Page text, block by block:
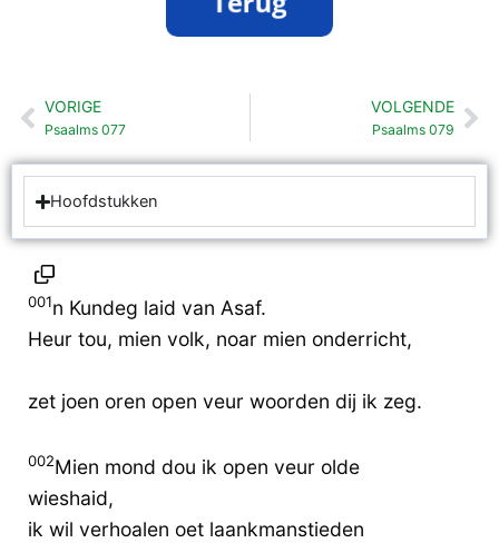
Vorige
VORIGE
Psaalms 077
VOLGENDE
Psaalms 079
Hoofdstukken
001n Kundeg laid van Asaf.
Heur tou, mien volk, noar mien onderricht,
zet joen oren open veur woorden dij ik zeg.
002Mien mond dou ik open veur olde
wieshaid,
ik wil verhoalen oet laankmanstieden